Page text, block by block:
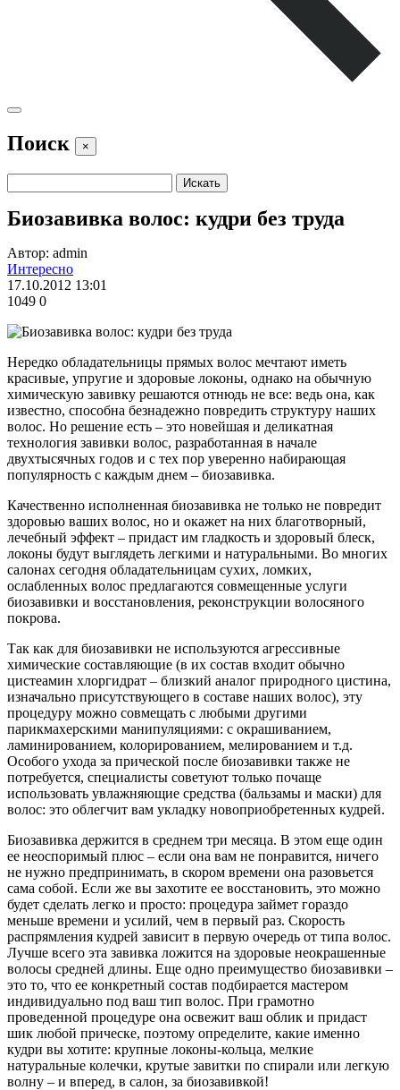
Поиск ×
Биозавивка волос: кудри без труда
Автор: admin
Интересно
17.10.2012 13:01
1049 0
Нередко обладательницы прямых волос мечтают иметь
красивые, упругие и здоровые локоны, однако на обычную
химическую завивку решаются отнюдь не все: ведь она, как
известно, способна безнадежно повредить структуру наших
волос. Но решение есть – это новейшая и деликатная
технология завивки волос, разработанная в начале
двухтысячных годов и с тех пор уверенно набирающая
популярность с каждым днем – биозавивка.
Качественно исполненная биозавивка не только не повредит
здоровью ваших волос, но и окажет на них благотворный,
лечебный эффект – придаст им гладкость и здоровый блеск,
локоны будут выглядеть легкими и натуральными. Во многих
салонах сегодня обладательницам сухих, ломких,
ослабленных волос предлагаются совмещенные услуги
биозавивки и восстановления, реконструкции волосяного
покрова.
Так как для биозавивки не используются агрессивные
химические составляющие (в их состав входит обычно
цистеамин хлоргидрат – близкий аналог природного цистина,
изначально присутствующего в составе наших волос), эту
процедуру можно совмещать с любыми другими
парикмахерскими манипуляциями: с окрашиванием,
ламинированием, колорированием, мелированием и т.д.
Особого ухода за прической после биозавивки также не
потребуется, специалисты советуют только почаще
использовать увлажняющие средства (бальзамы и маски) для
волос: это облегчит вам укладку новоприобретенных кудрей.
Биозавивка держится в среднем три месяца. В этом еще один
ее неоспоримый плюс – если она вам не понравится, ничего
не нужно предпринимать, в скором времени она разовьется
сама собой. Если же вы захотите ее восстановить, это можно
будет сделать легко и просто: процедура займет гораздо
меньше времени и усилий, чем в первый раз. Скорость
распрямления кудрей зависит в первую очередь от типа волос.
Лучше всего эта завивка ложится на здоровые неокрашенные
волосы средней длины. Еще одно преимущество биозавивки –
это то, что ее конкретный состав подбирается мастером
индивидуально под ваш тип волос. При грамотно
проведенной процедуре она освежит ваш облик и придаст
шик любой прическе, поэтому определите, какие именно
кудри вы хотите: крупные локоны-кольца, мелкие
натуральные колечки, крутые завитки по спирали или легкую
волну – и вперед, в салон, за биозавивкой!